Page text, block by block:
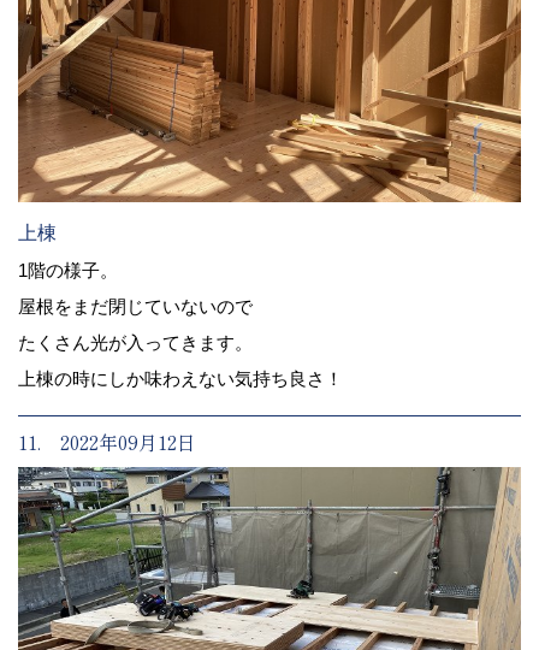
上棟
1階の様子。
屋根をまだ閉じていないので
たくさん光が入ってきます。
上棟の時にしか味わえない気持ち良さ！
11. 2022年09月12日